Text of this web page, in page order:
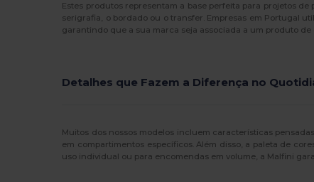
Stormtech (9)
WK. Designed To Work (4)
Estes produtos representam a base perfeita para projetos
serigrafia, o bordado ou o transfer. Empresas em Portugal
garantindo que a sua marca seja associada a um produto
Detalhes que Fazem a Diferença no
Muitos dos nossos modelos incluem características
em compartimentos específicos. Além disso, a paleta de
uso individual ou para encomendas em volume, a Malfini